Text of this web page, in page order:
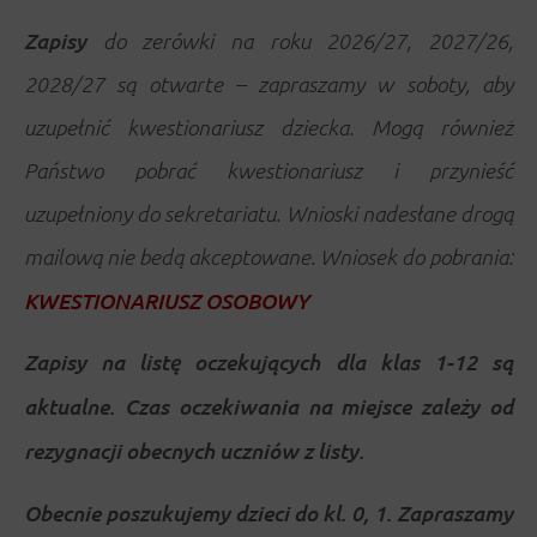
Zapisydo zerówki na roku 2026/27, 2027/26,
2028/27 są otwarte – zapraszamy w soboty, aby
uzupełnić kwestionariusz dziecka. Mogą również
Państwo pobrać kwestionariusz i przynieść
uzupełniony do sekretariatu. Wnioski nadesłane drogą
mailową nie bedą akceptowane. Wniosek do pobrania:
KWESTIONARIUSZ OSOBOWY
Zapisy na listę oczekujących dla klas 1-12 są
aktualne. Czas oczekiwania na miejsce zależy od
rezygnacji obecnych uczniów z listy.
Obecnie poszukujemy dzieci do kl. 0, 1. Zapraszamy